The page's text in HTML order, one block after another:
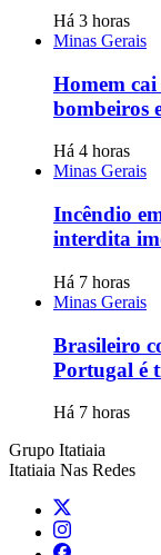
Há 3 horas
Minas Gerais
Homem cai
bombeiros
Há 4 horas
Minas Gerais
Incêndio
interdita
Há 7 horas
Minas Gerais
Brasileiro
Portugal é
Há 7 horas
Grupo Itatiaia
Itatiaia Nas Redes